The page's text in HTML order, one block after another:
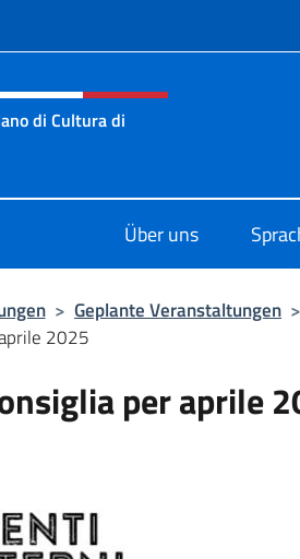
und Menü
di Cultura di
Über uns
> Geplante Veranstaltungen >
2025
per aprile